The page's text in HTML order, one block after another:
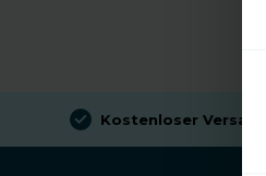
Kostenloser Versand